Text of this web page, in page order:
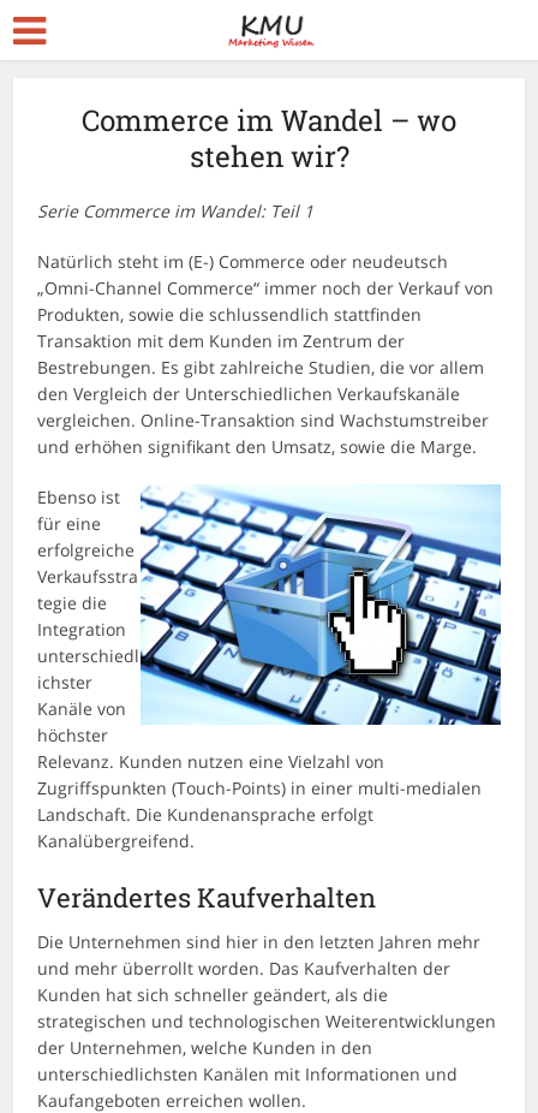
Commerce im Wandel – wo
stehen wir?
Serie Commerce im Wandel: Teil 1
Natürlich steht im (E-) Commerce oder neudeutsch
„Omni-Channel Commerce“ immer noch der Verkauf von
Produkten, sowie die schlussendlich stattfinden
Transaktion mit dem Kunden im Zentrum der
Bestrebungen. Es gibt zahlreiche Studien, die vor allem
den Vergleich der Unterschiedlichen Verkaufskanäle
vergleichen. Online-Transaktion sind Wachstumstreiber
und erhöhen signifikant den Umsatz, sowie die Marge.
Ebenso ist
für eine
erfolgreiche
Verkaufsstra
tegie die
Integration
unterschiedl
ichster
Kanäle von
höchster
Relevanz. Kunden nutzen eine Vielzahl von
Zugriffspunkten (Touch-Points) in einer multi-medialen
Landschaft. Die Kundenansprache erfolgt
Kanalübergreifend.
Verändertes Kaufverhalten
Die Unternehmen sind hier in den letzten Jahren mehr
und mehr überrollt worden. Das Kaufverhalten der
Kunden hat sich schneller geändert, als die
strategischen und technologischen Weiterentwicklungen
der Unternehmen, welche Kunden in den
unterschiedlichsten Kanälen mit Informationen und
Kaufangeboten erreichen wollen.